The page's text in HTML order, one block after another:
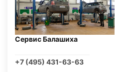
Сервис Балашиха
+7 (495) 431-63-63